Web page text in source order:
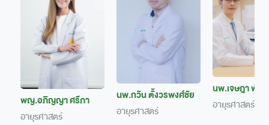
พญ.อภิญญา ศรีภา
อายุรศาสตร์
นพ.กวิน ตั้งวรพงศ์ชัย
อายุรศาสตร์
นพ.เจษฎา พัน
อายุรศาสตร์